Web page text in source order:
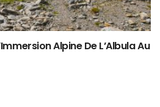
Alpine De L’Albula Au